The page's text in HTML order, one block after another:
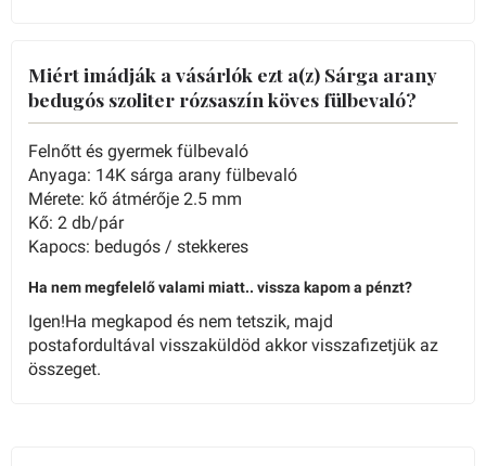
Miért imádják a vásárlók ezt a(z) Sárga arany
bedugós szoliter rózsaszín köves fülbevaló?
Felnőtt és gyermek fülbevaló
Anyaga: 14K sárga arany fülbevaló
Mérete: kő átmérője 2.5 mm
Kő: 2 db/pár
Kapocs: bedugós / stekkeres
Ha nem megfelelő valami miatt.. vissza kapom a pénzt?
Igen!Ha megkapod és nem tetszik, majd
postafordultával visszaküldöd akkor visszafizetjük az
összeget.